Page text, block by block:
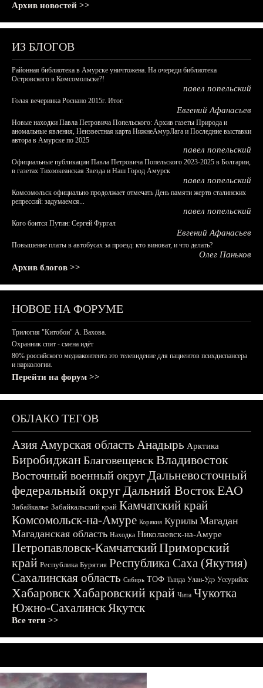
Архив новостей >>
ИЗ БЛОГОВ
Районная библиотека в Амурске уничтожена. На очереди библиотека
Островского в Комсомольске?!
павел попельский
Голая вечеринка Роснано 2015г. Итог.
Евгений Афанасьев
Новые находки Павла Петровича Попельского: Архив газеты Природа и
аномальные явления, Неизвестная карта НижнеАмурЛага и Последние выставки
автора в Амурске по 2025
павел попельский
Официальные публикации Павла Петровича Попельского 2023-2025 в Болгарии,
в газетах Тихоокеанская Звезда и Наш Город Амурск
павел попельский
Комсомольск официально продолжает отмечать День памяти жертв сталинских
репрессий: задумаемся...
павел попельский
Кого боится Путин: Сергей Фургал
Евгений Афанасьев
Повышение платы в автобусах за проезд: кто виноват, и что делать?
Олег Паньков
Архив блогов >>
НОВОЕ НА ФОРУМЕ
Трилогия "Китобои" А. Вахова.
Охранник спит - смена идёт
80% российского медиаконтента это телевидение для пациентов психдиспансера
и наркологии.
Перейти на форум >>
ОБЛАКО ТЕГОВ
АзияАмурская область Анадырь Арктика
БиробиджанБлаговещенскВладивосток
Восточный военный округДальневосточный
федеральный округДальний ВостокЕАО
Забайкалье Забайкальский край Камчатский край
Комсомольск-на-Амуре Корякия Курилы Магадан
Магаданская область Находка Николаевск-на-Амуре
Петропавловск-КамчатскийПриморский
край Республика Бурятия Республика Саха (Якутия)
Сахалинская область Сибирь ТОФ Тында Улан-Удэ Уссурийск
ХабаровскХабаровский край Чита Чукотка
Южно-СахалинскЯкутск
Все теги >>